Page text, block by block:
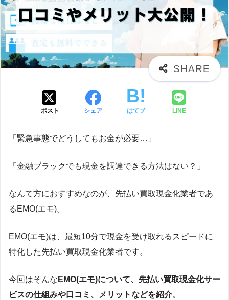
ポスト シェア はてブ LINE
「緊急事態でどうしてもお金が必要…」
「金融ブラックでも現金を調達できる方法はない？」
なんて方におすすめなのが、先払い買取現金化業者であ
るEMO(エモ)。
EMO(エモ)は、最短10分で現金を受け取れるスピードに
特化した先払い買取現金化業者です。
今回はそんな EMO(エモ)について、先払い買取現金化サー
ビスの仕組みや口コミ、メリットなどを紹介。